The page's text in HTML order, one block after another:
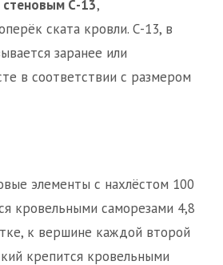
С-13,
ската кровли. С-13, в
заранее или
в соответствии с размером
элементы с нахлёстом 100
кровельными саморезами 4,8
к вершине каждой второй
крепится кровельными